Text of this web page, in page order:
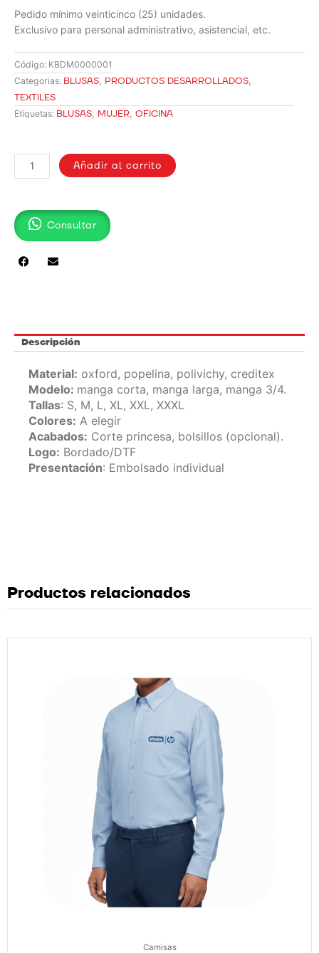
Pedido mínimo veinticinco (25) unidades.
Exclusivo para personal administrativo, asistencial, etc.
Código: KBDM0000001
Categorias: BLUSAS, PRODUCTOS DESARROLLADOS,
TEXTILES
Etiquetas: BLUSAS, MUJER, OFICINA
POPELINA
EJECUTIVA
cantidad
Añadir al carrito
Consultar
Descripción
Material: oxford, popelina, polivichy, creditex
Modelo: manga corta, manga larga, manga 3/4.
Tallas: S, M, L, XL, XXL, XXXL
Colores: A elegir
Acabados: Corte princesa, bolsillos (opcional).
Logo: Bordado/DTF
Presentación: Embolsado individual
Productos relacionados
Camisas